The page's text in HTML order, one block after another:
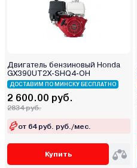
Двигатель бензиновый Honda
GX390UT2Х-SHQ4-OH
ДОСТАВИМ ПО МИНСКУ БЕСПЛАТНО
2 600.00 руб.
2834 руб.
от 64 руб. руб./мес.
Купить